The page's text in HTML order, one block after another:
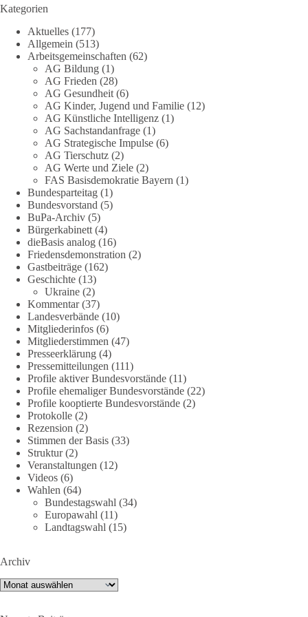
DieBasis
9 Stunden zuvor
Jetzt abstimmen: Welche Rolle soll Deutschland in Sachen
Verteidung übernehmen❓
Das Bundesministerium der Verteidigung schreibt im
Strategiepapier, dass die Bundeswehr zum Schutz des Landes
und der Verbündeten abschreckungs- und verteidigungsfähig
sein muss. Die strategische Ausrichtung sieht vor, dass
Deutschland in der NATO eine Führungsrolle übernimmt, zur
stärksten konventionellen Armee Europas werden soll und
über die Verteidigungsbereitschaft hinaus aufrüstet.
Wie siehst du das? Mach jetzt bei unserer Umfrage mit und sag
uns deine Meinung:
point_righthttps://diebasis-he.de/umfrage-des-monats-august-
2026/point_left
🟩🟩🟦🟦🟥🟥🟧🟧
Quelle:#section-6092974" target="_blank"
rel="noreferrer">https://www.bmvg.de/de/grundlagendokume
nte-strategische-ausrichtung#section-6092974
#dieBasis #Umfrage
659 669
DieBasis
23 Stunden zuvor
💧 Wasser ist kein globales Experiment
Robert Habecks (Bündnis 90/Die Grünen) Lieblingsökonomin
Kategorien
Aktuelles (177)
Allgemein (513)
Arbeitsgemeinschaften (62)
AG Bildung (1)
AG Frieden (28)
AG Gesundheit (6)
AG Kinder, Jugend und Familie (12)
AG Künstliche Intelligenz (1)
AG Sachstandanfrage (1)
AG Strategische Impulse (6)
AG Tierschutz (2)
AG Werte und Ziele (2)
FAS Basisdemokratie Bayern (1)
Bundesparteitag (1)
Bundesvorstand (5)
BuPa-Archiv (5)
Bürgerkabinett (4)
dieBasis analog (16)
Friedensdemonstration (2)
Gastbeiträge (162)
Geschichte (13)
Ukraine (2)
Kommentar(37)
Landesverbände (10)
Mitgliederinfos (6)
Mitgliederstimmen (47)
Presseerklärung (4)
Pressemitteilungen (111)
Profile aktiver Bundesvorstände (11)
Profile ehemaliger Bundesvorstände (22)
Profile kooptierte Bundesvorstände (2)
Protokolle (2)
Rezension (2)
Stimmen der Basis (33)
Struktur(2)
Veranstaltungen (12)
Videos (6)
Wahlen (64)
Bundestagswahl (34)
Europawahl (11)
Landtagswahl (15)
Archiv
Archiv